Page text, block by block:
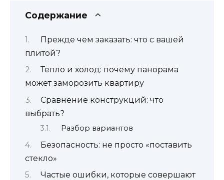
Содержание
Прежде чем заказать: что с вашей
плитой?
Тепло и холод: почему панорама
может заморозить квартиру
Сравнение конструкций: что
выбрать?
Разбор вариантов
Безопасность: не просто «поставить
стекло»
Частые ошибки, которые совершают